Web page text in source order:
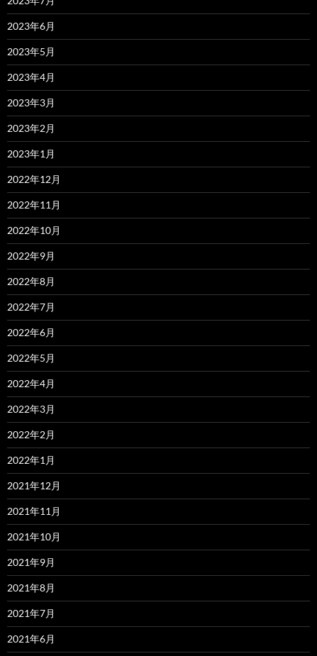
2023年6月
2023年5月
2023年4月
2023年3月
2023年2月
2023年1月
2022年12月
2022年11月
2022年10月
2022年9月
2022年8月
2022年7月
2022年6月
2022年5月
2022年4月
2022年3月
2022年2月
2022年1月
2021年12月
2021年11月
2021年10月
2021年9月
2021年8月
2021年7月
2021年6月